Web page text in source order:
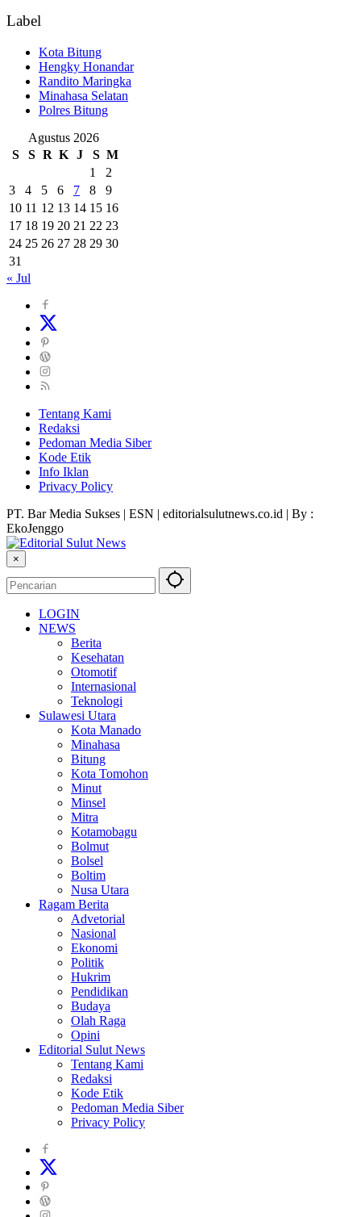
Label
Kota Bitung
Hengky Honandar
Randito Maringka
Minahasa Selatan
Polres Bitung
Agustus 2026
S
S R K J S M
1
2
3
4 5 6 7 8
9
10 11 12 13 14 15 16
17 18 19 20 21 22 23
24 25 26 27 28 29 30
31
« Jul
Tentang Kami
Redaksi
Pedoman Media Siber
Kode Etik
Info Iklan
Privacy Policy
PT. Bar Media Sukses | ESN | editorialsulutnews.co.id | By :
EkoJenggo
×
LOGIN
NEWS
Berita
Kesehatan
Otomotif
Internasional
Teknologi
Sulawesi Utara
Kota Manado
Minahasa
Bitung
Kota Tomohon
Minut
Minsel
Mitra
Kotamobagu
Bolmut
Bolsel
Boltim
Nusa Utara
Ragam Berita
Advetorial
Nasional
Ekonomi
Politik
Hukrim
Pendidikan
Budaya
Olah Raga
Opini
Editorial Sulut News
Tentang Kami
Redaksi
Kode Etik
Pedoman Media Siber
Privacy Policy